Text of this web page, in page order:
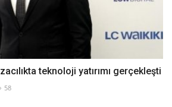
teknoloji yatırımı gerçekleşti
58